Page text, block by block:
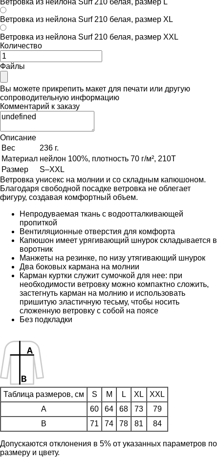
Ветровка из нейлона Surf 210 белая, размер XL
Ветровка из нейлона Surf 210 белая, размер XXL
Количество
Файлы
Вы можете прикрепить макет для печати или другую
сопроводительную информацию
Комментарий к заказу
Описание
Вес
236 г.
Материал нейлон 100%, плотность 70 г/м², 210Т
Размер
S–XXL
Ветровка унисекс на молнии и со складным капюшоном.
Благодаря свободной посадке ветровка не облегает
фигуру, создавая комфортный объем.
Непродуваемая ткань с водоотталкивающей
пропиткой
Вентиляционные отверстия для комфорта
Капюшон имеет урягивающий шнурок складывается в
воротник
Манжеты на резинке, по низу утягивающий шнурок
Два боковых кармана на молнии
Карман куртки служит сумочкой для нее: при
необходимости ветровку можно компактно сложить,
застегнуть карман на молнию и использовать
пришитую эластичную тесьму, чтобы носить
сложенную ветровку с собой на поясе
Без подкладки
Таблица размеров, см S M L XL
XXL
A
60 64 68 73
79
B
71 74 78 81 84
Допускаются отклонения в 5% от указанных параметров по
размеру и цвету.